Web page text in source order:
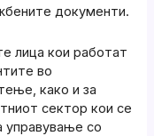
документи.
лица кои работат
во
како и за
сектор кои се
управување со